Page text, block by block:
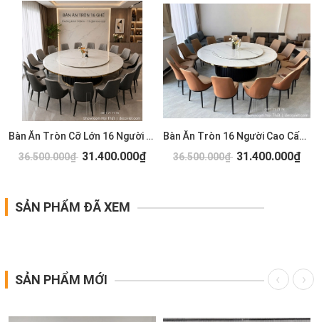
Bàn Ăn Tròn Cỡ Lớn 16 Người 2969S
36.500.000₫ 31.400.000₫
Bàn Ăn Tròn 16 Người Cao Cấp 2828S
36.500.000₫ 31.400.000₫
SẢN PHẨM ĐÃ XEM
SẢN PHẨM MỚI